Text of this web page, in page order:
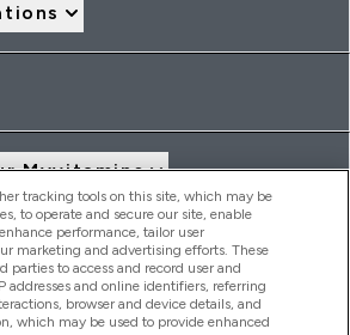
Myvitamins
tracking tools on this site, which may be
to operate and secure our site, enable
performance, tailor user
marketing and advertising efforts. These
parties to access and record user and
addresses and online identifiers, referring
browser and device details, and
which may be used to provide enhanced